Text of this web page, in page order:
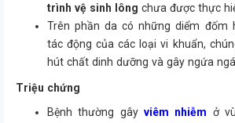
trình vệ sinh lông chưa được thực
Trên phần da có những diểm đốm
tác động của các loại vi khuẩn,
hút chất dinh dưỡng và gây ngứa
Triệu chứng
Bệnh thường gây viêm nhiễm ở